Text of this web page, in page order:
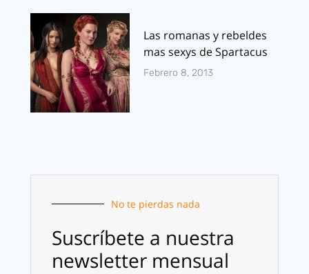
Las romanas y rebeldes
mas sexys de Spartacus
Febrero 8, 2013
No te pierdas nada
Suscríbete a nuestra
newsletter mensual